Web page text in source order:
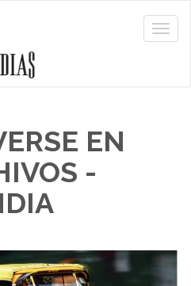
EN
-